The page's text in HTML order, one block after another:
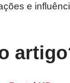
e